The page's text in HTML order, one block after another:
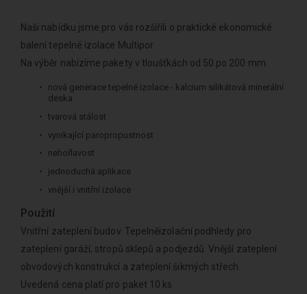
Naši nabídku jsme pro vás rozšířili o praktické ekonomické
balení tepelné izolace Multipor.
Na výběr nabízíme pakety v tloušťkách od 50 po 200 mm.
nová generace tepelné izolace - kalcium silikátová minerální
deska
tvarová stálost
vynikající paropropustnost
nehořlavost
jednoduchá aplikace
vnější i vnitřní izolace
Použití
Vnitřní zateplení budov. Tepelněizolační podhledy pro
zateplení garáží, stropů sklepů a podjezdů. Vnější zateplení
obvodových konstrukcí a zateplení šikmých střech.
Uvedená cena platí pro paket 10 ks